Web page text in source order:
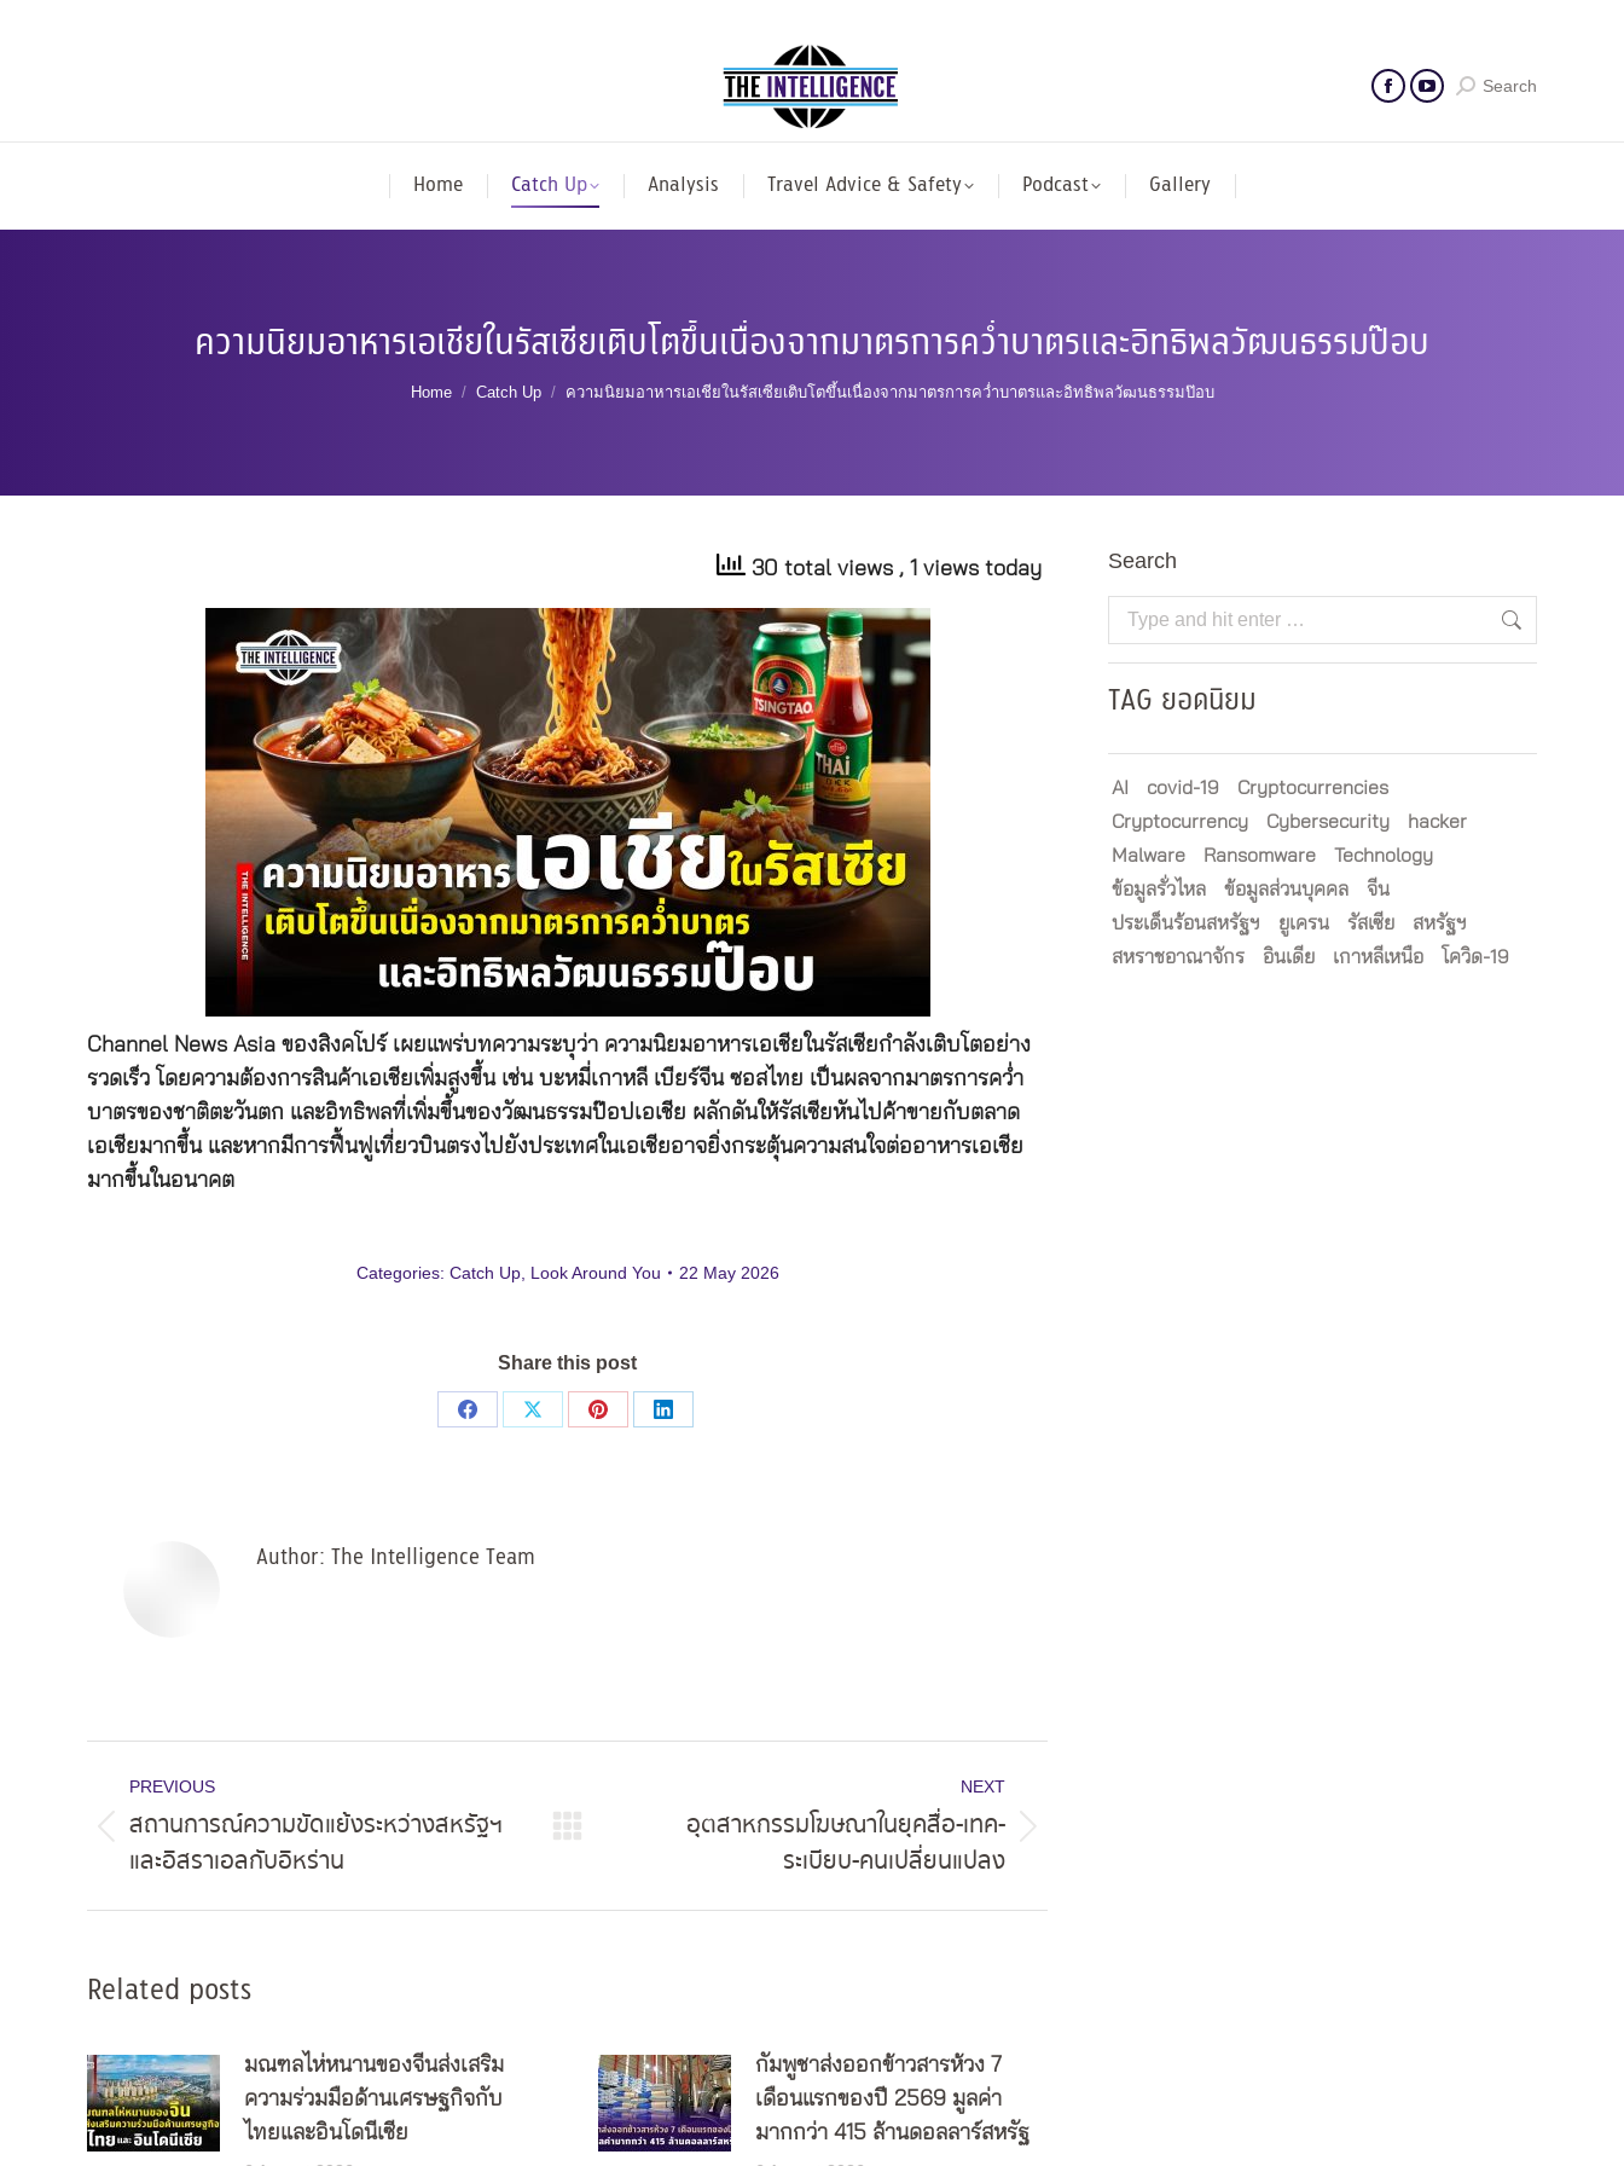
Search
Home Catch Up Analysis Travel Advice & Safety Podcast Gallery
ความนิยมอาหารเอเชียในรัสเซียเติบโตขึ้นเนื่องจากมาตรการคว่ำบาตรและอิทธิพลวัฒนธรรมป๊อบ
You are here:
Home Catch Up ความนิยมอาหารเอเชียในรัสเซียเติบโตขึ้นเนื่องจากมาตรการคว่ำบาตรและอิทธิพลวัฒนธรรมป๊อบ
30 total views , 1 views today
Channel News Asia ของสิงคโปร์ เผยแพร่บทความระบุว่า ความนิยมอาหารเอเชียในรัสเซียกำลังเติบโตอย่าง
รวดเร็ว โดยความต้องการสินค้าเอเชียเพิ่มสูงขึ้น เช่น บะหมี่เกาหลี เบียร์จีน ซอสไทย เป็นผลจากมาตรการคว่ำ
บาตรของชาติตะวันตก และอิทธิพลที่เพิ่มขึ้นของวัฒนธรรมป๊อปเอเชีย ผลักดันให้รัสเซียหันไปค้าขายกับตลาด
เอเชียมากขึ้น และหากมีการฟื้นฟูเที่ยวบินตรงไปยังประเทศในเอเชียอาจยิ่งกระตุ้นความสนใจต่ออาหารเอเชีย
มากขึ้นในอนาคต
Categories: Catch Up, Look Around You 22 May 2026
Share this post
Share
Share
Share
Share
Author: The Intelligence Team
navigation
PREVIOUS
post:
สถานการณ์ความขัดแย้งระหว่างสหรัฐฯ
และอิสราเอลกับอิหร่าน
NEXT
อุตสาหกรรมโฆษณาในยุคสื่อ-เทค-
ระเบียบ-คนเปลี่ยนแปลง
Related posts
มณฑลไห่หนานของจีนส่งเสริม
ความร่วมมือด้านเศรษฐกิจกับ
ไทยและอินโดนีเซีย
กัมพูชาส่งออกข้าวสารห้วง 7
เดือนแรกของปี 2569 มูลค่า
มากกว่า 415 ล้านดอลลาร์สหรัฐ
Search
Search:
TAG ยอดนิยม
AI covid-19
Cryptocurrencies
Cryptocurrency
Cybersecurity
hacker
Malware
Ransomware
Technology
ข้อมูลรั่วไหล
ข้อมูลส่วนบุคคล
จีน
ประเด็นร้อนสหรัฐฯ
ยูเครน รัสเซีย
สหรัฐฯ
สหราชอาณาจักร
อินเดีย เกาหลีเหนือ โควิด-19